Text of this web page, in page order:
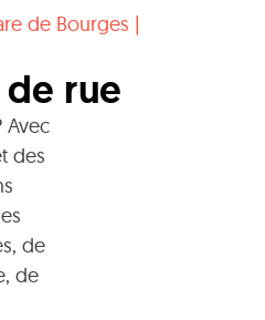
de Bourges |
de rue
Avec
des
de
de